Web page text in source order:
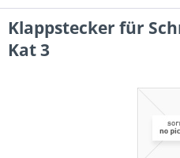
Klappstecker für
Kat 3